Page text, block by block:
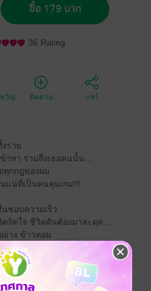
ซื้อ 179 บาท
36 Rating
ขวัญ ติดตาม แชร์
รวย
าหา รวมถึงเธอคนนั้น…
ทุกกฎของผม
แน่ที่เป็นคนคุมเกม!!!
ชอบความเร็ว
จิตใจ ชีวิตดันต้องมาสะดุด…
ย่าง ข้าวหอม
ของครอบครัวเขา
ลายเป็นความใกล้ชิดที่มากกว่า
ารพิเศษ" จากเขา…